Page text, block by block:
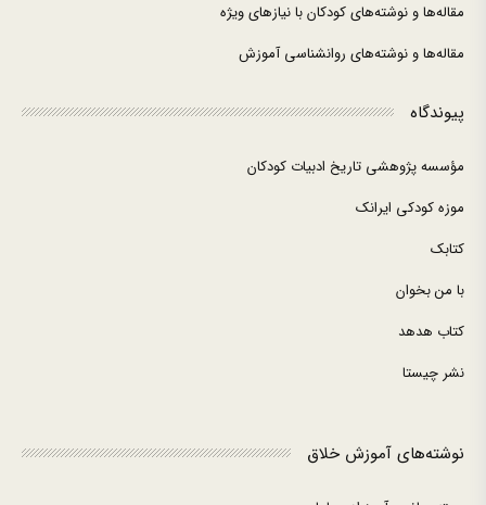
مقاله‌ها و نوشته‌های کودکان با نیازهای ویژه
مقاله‌ها و نوشته‌های روانشناسی آموزش
پیوندگاه
مؤسسه پژوهشی تاریخ ادبیات کودکان
موزه کودکی ایرانک
کتابک
با من بخوان
کتاب هدهد
نشر چیستا
نوشته‌های آموزش خلاق